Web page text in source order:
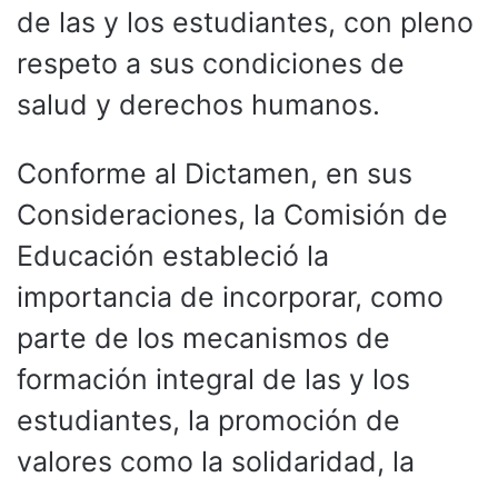
de las y los estudiantes, con pleno
respeto a sus condiciones de
salud y derechos humanos.
Conforme al Dictamen, en sus
Consideraciones, la Comisión de
Educación estableció la
importancia de incorporar, como
parte de los mecanismos de
formación integral de las y los
estudiantes, la promoción de
valores como la solidaridad, la